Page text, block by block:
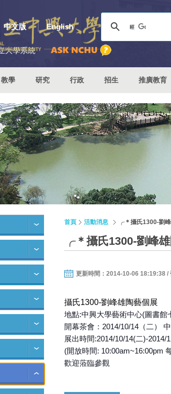
中文版 English
大學系統
教學 研究 行政 招生 推廣教育
首頁 活動消息 ╭＊攝氏1300-劉
╭＊攝氏1300-劉峰
更新時間：2014-10-06 18:19:38
攝氏1300-劉峰雄陶藝個展
地點:中興大學藝術中心(圖書館
開幕茶會：2014/10/14（二）
展出時間:2014/10/14(二)-2014/
(開放時間: 10:00am~16:00pm
歡迎蒞臨參觀